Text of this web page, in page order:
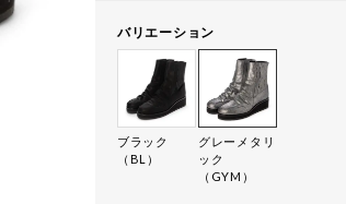
バリエーション
ブラック
（BL）
グレーメタリ
ック
（GYM）